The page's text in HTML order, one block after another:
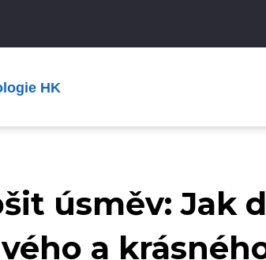
úsměv: Jak
a